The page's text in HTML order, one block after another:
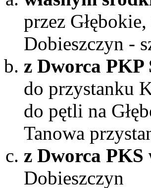
przez
Dobieszczyn -
z Dworca PKP
do przystanku
do pętli na
Tanowa
z Dworca PKS
Dobieszczyn